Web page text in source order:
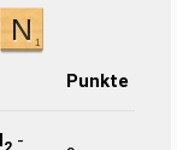
Punkte
2 -